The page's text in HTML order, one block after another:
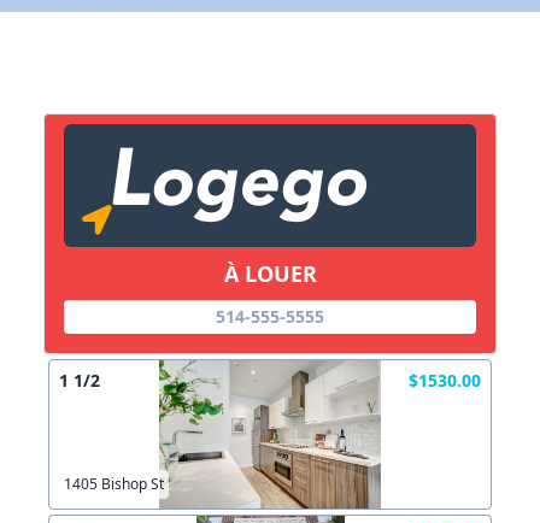
À LOUER
514-555-5555
1 1/2 $1530.00
1405 Bishop St
Lien vers inscription (sera inclus dans courriel)
Copier lien
X Fermer
X Fermer